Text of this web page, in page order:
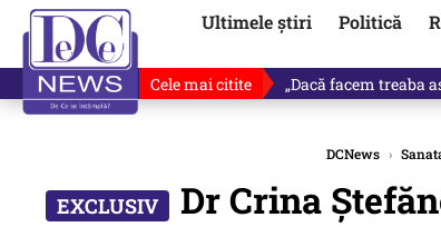
Ultimele știri Politică
Cele mai citite „Dacă facem treaba
DCNews ›
Dr Crina